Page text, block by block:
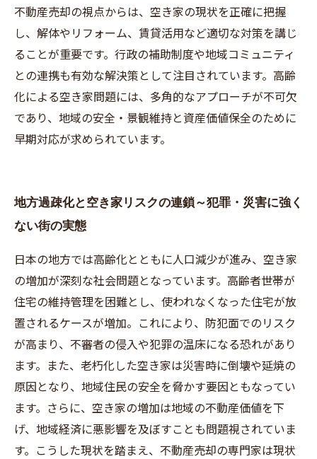
不動産売却の視点からは、空き家の現状を正確に把握
し、解体やリフォーム、賃貸活用など適切な対策を講じ
ることが重要です。行政の補助制度や地域コミュニティ
との連携も有効な解決策として注目されています。高齢
化による空き家問題には、多角的なアプローチが不可欠
であり、地域の安全・景観維持と資産価値保全のために
早期対応が求められています。
地方過疎化と空き家リスクの連鎖～犯罪・災害に強く
ない街の実態
日本の地方では高齢化とともに人口減少が進み、空き家
の増加が深刻な社会問題となっています。高齢者世帯が
住宅の維持管理を困難とし、使われなくなった住宅が放
置されるケースが増加。これにより、防犯面でのリスク
が高まり、不審者の侵入や犯罪の温床になる恐れがあり
ます。また、老朽化した空き家は災害時に倒壊や延焼の
原因となり、地域住民の安全を脅かす要因ともなってい
ます。さらに、空き家の増加は地域の不動産価値を下
げ、地域経済に悪影響を及ぼすことも問題視されていま
す。こうした現状を踏まえ、不動産売却の専門家は現状